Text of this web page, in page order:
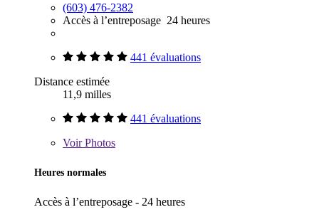
(603) 476-2382
Accès à l’entreposage 24 heures
441 évaluations
Distance estimée
11,9 milles
441 évaluations
VoirPhotos
Heures normales
Accès à l’entreposage - 24 heures